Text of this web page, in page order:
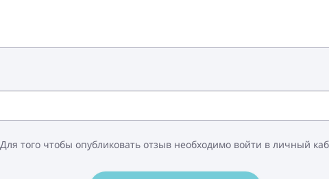
Для того чтобы опубликовать отзыв необходимо войти в личный